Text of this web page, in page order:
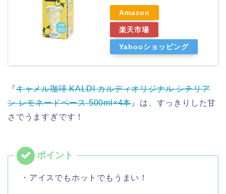
Amazon
楽天市場
Yahooショッピング
『キャメル珈琲 KALDI カルディオリジナル シチリア
ン レモネードベース 500ml×4本』は、すっきりした甘
さでうますぎです！
・アイスでもホットでもうまい！